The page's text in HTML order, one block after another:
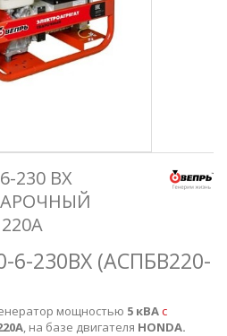
230 ВХ
6-230ВХ (АСПБВ220-
мощностью 5 кВАс
, на базе двигателя HONDA.